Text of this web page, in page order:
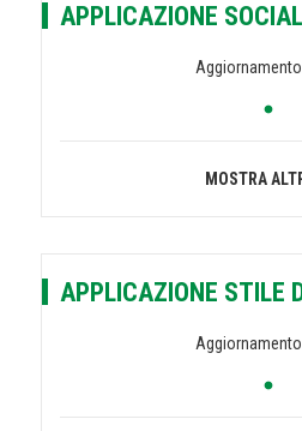
APPLICAZIONE
Aggiornamento...
MOSTRA
APPLICAZIONE STILE
Aggiornamento...